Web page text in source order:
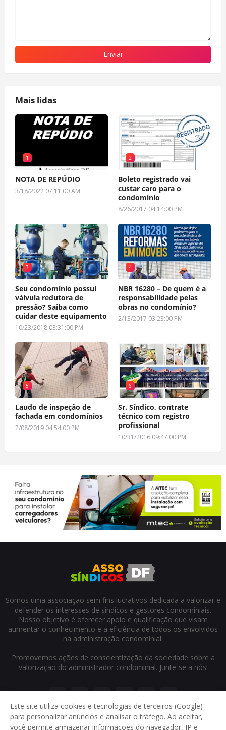
Mais lidas
1
NOTA DE REPÚDIO
3/18/2022 07:11:00 AM
2
Boleto registrado vai
custar caro para o
condomínio
8/26/2017 04:14:00 PM
3
Seu condomínio possui
válvula redutora de
pressão? Saiba como
cuidar deste equipamento
10/23/2018 03:31:00 PM
4
NBR 16280 – De quem é a
responsabilidade pelas
obras no condomínio?
2/13/2017 03:23:00 PM
5
Laudo de inspeção de
fachada em condomínios
2/08/2019 04:54:00 PM
6
Sr. Síndico, contrate
técnico com registro
profissional
10/31/2016 09:47:00 PM
Somos uma associação sem fins lucrativos dedicada a valorizar e
defender os interesses de síndicos e gestores condominiais.
Nosso objetivo é oferecer apoio e qualificação que visam
aumentar o conhecimento e a eficiência de todos os envolvidos
na administração condominial.
Promovemos ações de conscientização da sociedade sobre a
valorização do administrador condominial. Junte-se a nós!
Este site utiliza cookies e tecnologias de terceiros (Google)
para personalizar anúncios e analisar o tráfego. Ao aceitar,
você permite armazenar informações do navegador, IP e